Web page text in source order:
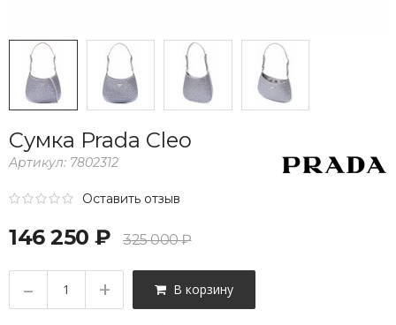
Сумка Prada Cleo
Артикул: 7802312
Оставить отзыв
146 250 ₽ 325 000 ₽
– + В корзину